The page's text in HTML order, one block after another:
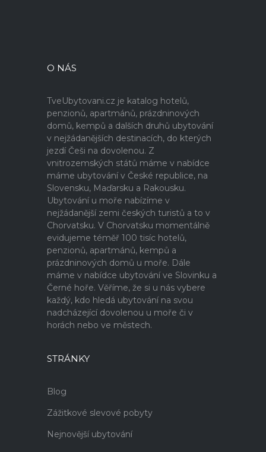
O NÁS
TveUbytovani.cz je katalog hotelů,
penzionů, apartmánů, prázdninových
domů, kempů a dalších druhů ubytování
v nejžádanějších destinacích, do kterých
jezdí Češi na dovolenou. Z
vnitrozemských států máme v nabídce
máme ubytování v České republice, na
Slovensku, Maďarsku a Rakousku.
Ubytování u moře nabízíme v
nejžádanější zemi českých turistů a to v
Chorvatsku. V Chorvatsku momentálně
evidujeme téměř 100 tisíc hotelů,
penzionů, apartmánů, kempů a
prázdninových domů u moře. Dále
máme v nabídce ubytování ve Slovinku a
Černé hoře. Věříme, že si u nás vybere
každý, kdo hledá ubytování na svou
nadcházející dovolenou u moře či v
horách nebo ve městech.
STRÁNKY
Blog
Zážitkové slevové pobyty
Nejnovější ubytování